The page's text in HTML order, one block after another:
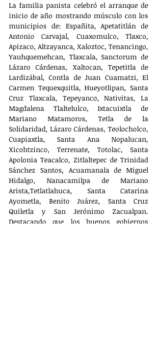
La familia panista celebró el arranque de
inicio de año mostrando músculo con los
municipios de: Españita, Apetatitlán de
Antonio Carvajal, Cuaxomulco, Tlaxco,
Apizaco, Altzayanca, Xaloztoc, Tenancingo,
Yauhquemehcan, Tlaxcala, Sanctorum de
Lázaro Cárdenas, Xaltocan, Tepetitla de
Lardizábal, Contla de Juan Cuamatzi, El
Carmen Tequexquitla, Hueyotlipan, Santa
Cruz Tlaxcala, Tepeyanco, Nativitas, La
Magdalena Tlaltelulco, Ixtacuixtla de
Mariano Matamoros, Tetla de la
Solidaridad, Lázaro Cárdenas, Teolocholco,
Cuapiaxtla, Santa Ana Nopalucan,
Xicohtzinco, Terrenate, Totolac, Santa
Apolonia Teacalco, Zitlaltepec de Trinidad
Sánchez Santos, Acuamanala de Miguel
Hidalgo, Nanacamilpa de Mariano
Arista,Tetlatlahuca, Santa Catarina
Ayometla, Benito Juárez, Santa Cruz
Quiletla y San Jerónimo Zacualpan.
Destacando que los buenos gobiernos